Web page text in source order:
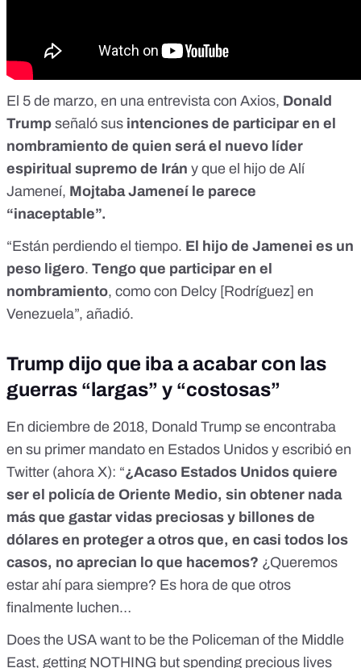
El 5 de marzo, en una entrevista con Axios, Donald
Trump señaló sus intenciones de participar en el
nombramiento de quien será el nuevo líder
espiritual supremo de Irán y que el hijo de Alí
Jameneí, Mojtaba Jameneí le parece
“inaceptable”.
“Están perdiendo el tiempo. El hijo de Jamenei es un
peso ligero. Tengo que participar en el
nombramiento, como con Delcy [Rodríguez] en
Venezuela”, añadió.
Trump dijo que iba a acabar con las
guerras “largas” y “costosas”
En diciembre de 2018, Donald Trump se encontraba
en su primer mandato en Estados Unidos y escribió en
Twitter (ahora X): “¿Acaso Estados Unidos quiere
ser el policía de Oriente Medio, sin obtener nada
más que gastar vidas preciosas y billones de
dólares en proteger a otros que, en casi todos los
casos, no aprecian lo que hacemos? ¿Queremos
estar ahí para siempre? Es hora de que otros
finalmente luchen…
Does the USA want to be the Policeman of the Middle
East, getting NOTHING but spending precious lives